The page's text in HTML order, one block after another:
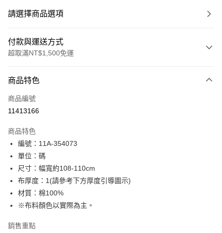
請選擇商品選項
付款與運送方式
超取滿NT$1,500免運
信用卡一次付款
超商取貨付款
Apple Pay
街口支付
Google Pay
AFTEE先享後付
相關說明
AFTEE先享後付是「在收到商品之後才付款」的支付方式。 讓您購物簡單
ATM付款
商品特色
商品編號
11413166
商品特色
編號：11A-354073
單位：碼
尺寸：幅寬約108-110cm
布厚度：1(請參考下方厚度引導圖示)
材質：棉100%
※布料顏色以實際為主。
銷售重點